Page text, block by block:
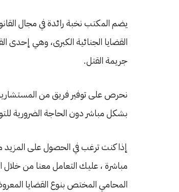
يضم المكتب نخبة رائدة في مجال
القضايا الجنائية الكبرى، وهي إحدى
جريمة القتل.
نحرص على توفير فريق من المستشارين
بشكل مباشر دون الحاجة الضرورية
إذا كنت ترغب في الحصول على المزيد
مباشرة ، عليك التعامل معنا من
المحامي المختص بنوع القضايا